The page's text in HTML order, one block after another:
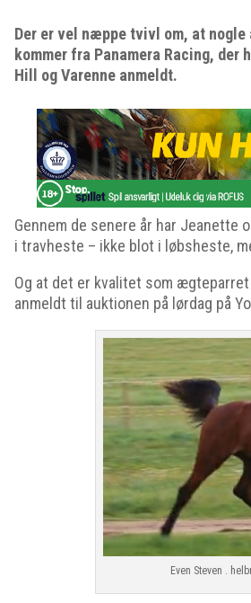
Der er vel næppe tvivl om, at
kommer fra Panamera Racing,
Hill og Varenne anmeldt.
Gennem de senere år har Jeanette
i travheste – ikke blot i løbsheste,
Og at det er kvalitet som
anmeldt til auktionen på lørdag på
Even Steven .